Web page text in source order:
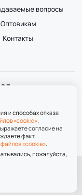
вопросы
Оптовикам
Контакты
на сайт обязательна.
данных
и способах отказа
«cookie».
согласие на
факт
«cookie».
пожалуйста,